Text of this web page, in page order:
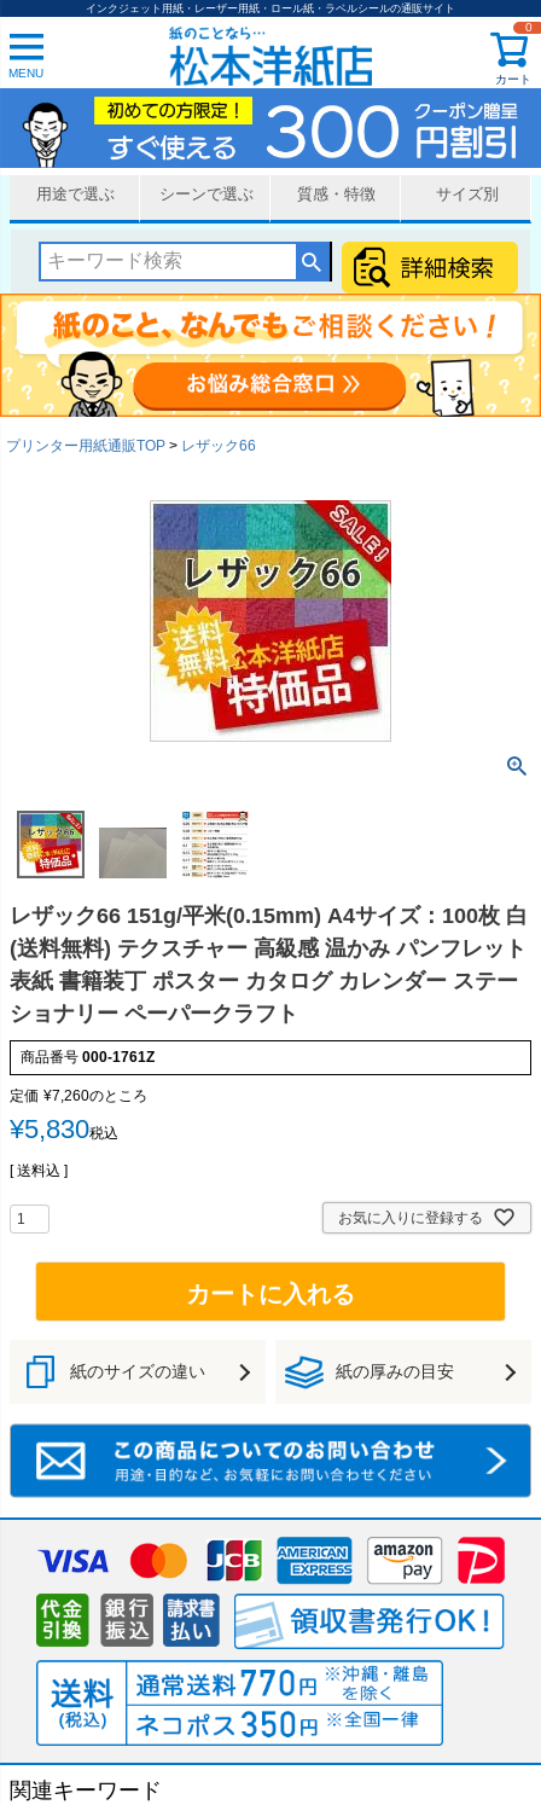
インクジェット用紙・レーザー用紙・ロール紙・ラベルシールの通販サイト
MENU カート
0
用途で選ぶ シーンで選ぶ 質感・特徴 サイズ別
プリンター用紙通販TOP レザック66
レザック66 151g/平米(0.15mm) A4サイズ：100枚 白
(送料無料) テクスチャー 高級感 温かみ パンフレット
表紙 書籍装丁 ポスター カタログ カレンダー ステー
ショナリー ペーパークラフト
商品番号 000-1761Z
定価 ¥7,260のところ
¥5,830税込
送料込
お気に入りに登録する
カートに入れる
紙のサイズの違い 紙の厚みの目安
関連キーワード